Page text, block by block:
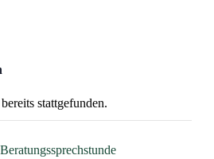
stattgefunden.
Beratungssprechstunde